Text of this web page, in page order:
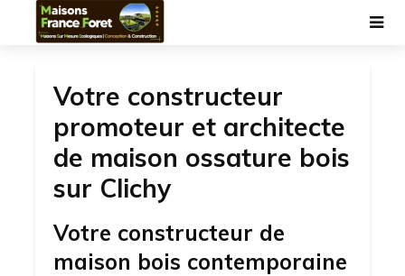
Votre constructeur
promoteur et architecte
de maison ossature bois
sur Clichy
Votre constructeur de
maison bois contemporaine